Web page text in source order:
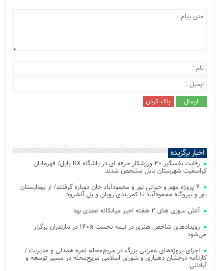
اخبار برگزیده
رقابت نفسگیر ۲۰ ورزشکار حرفه ای در باشگاه RX بابل/ قهرمانان
کراسفیت شهرستان بابل مشخص شدند
۴ پروژه مهم و حیاتی نور و محمودآباد جان دوباره گرفتند/ از بیمارستان
نور و نیروگاه محمودآباد تا کمربندی رویان و پل آلشرود
آتش‌ سوزی‌ های ۲ هفته اخیر میانکاله عمدی بود
رویدادهای شاخص هنری در نیمه نخست ۱۴۰۵ در مازندران برگزار
می‌شود
اجرای پروژه‌های عمرانی بزرگ در مریج‌محله ثمره همدلی و مدیریت /
کارنامه درخشان دهیاری و شورای اسلامی مریج‌محله در مسیر توسعه و
آبادانی